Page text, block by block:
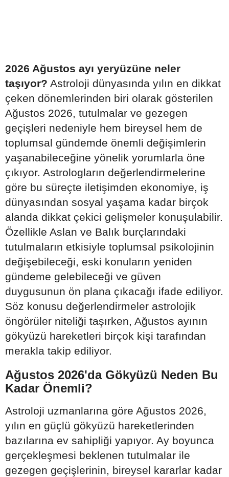
2026 Ağustos ayı yeryüzüne neler
taşıyor? Astroloji dünyasında yılın en dikkat
çeken dönemlerinden biri olarak gösterilen
Ağustos 2026, tutulmalar ve gezegen
geçişleri nedeniyle hem bireysel hem de
toplumsal gündemde önemli değişimlerin
yaşanabileceğine yönelik yorumlarla öne
çıkıyor. Astrologların değerlendirmelerine
göre bu süreçte iletişimden ekonomiye, iş
dünyasından sosyal yaşama kadar birçok
alanda dikkat çekici gelişmeler konuşulabilir.
Özellikle Aslan ve Balık burçlarındaki
tutulmaların etkisiyle toplumsal psikolojinin
değişebileceği, eski konuların yeniden
gündeme gelebileceği ve güven
duygusunun ön plana çıkacağı ifade ediliyor.
Söz konusu değerlendirmeler astrolojik
öngörüler niteliği taşırken, Ağustos ayının
gökyüzü hareketleri birçok kişi tarafından
merakla takip ediliyor.
Ağustos 2026'da Gökyüzü Neden Bu
Kadar Önemli?
Astroloji uzmanlarına göre Ağustos 2026,
yılın en güçlü gökyüzü hareketlerinden
bazılarına ev sahipliği yapıyor. Ay boyunca
gerçekleşmesi beklenen tutulmalar ile
gezegen geçişlerinin, bireysel kararlar kadar